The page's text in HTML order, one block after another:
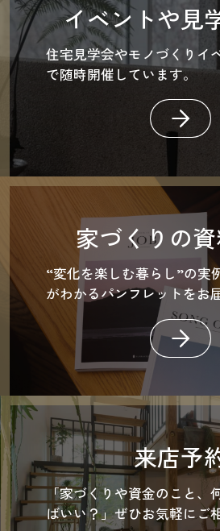
イベントや見
住宅見学会やモノづくりイ
で随時開催しています。
家づくりの
“変化を楽しむ暮らし”の実
がわかるパンフレットをお
来店予
「家づくりや資金のこと、
ばいい？」ぜひお気軽にご